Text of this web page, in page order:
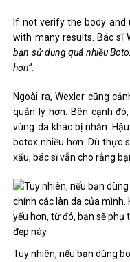
If not verify the body
with many results. Bác sĩ
bạn sử dụng quá nhiều
hơn”.
Ngoài ra, Wexler cũng
quản lý hơn. Bên cạnh
vùng da khác bị nhăn.
botox nhiều hơn. Dù thực
xấu, bác sĩ vẫn cho rằng
Tuy nhiên, nếu bạn dùng